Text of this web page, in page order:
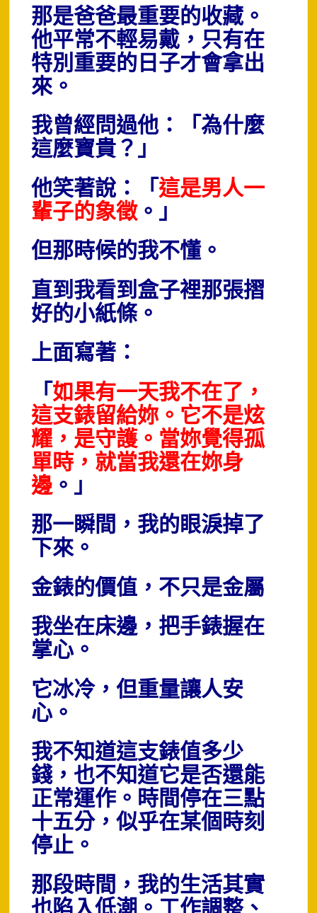
那是爸爸最重要的收藏。
他平常不輕易戴，只有在
特別重要的日子才會拿出
來。
我曾經問過他：「為什麼
這麼寶貴？」
他笑著說：「這是男人一
輩子的象徵。」
但那時候的我不懂。
直到我看到盒子裡那張摺
好的小紙條。
上面寫著：
「如果有一天我不在了，
這支錶留給妳。 它不是炫
耀，是守護。 當妳覺得孤
單時，就當我還在妳身
邊。」
那一瞬間，我的眼淚掉了
下來。
金錶的價值，不只是金屬
我坐在床邊，把手錶握在
掌心。
它冰冷，但重量讓人安
心。
我不知道這支錶值多少
錢，也不知道它是否還能
正常運作。時間停在三點
十五分，似乎在某個時刻
停止。
那段時間，我的生活其實